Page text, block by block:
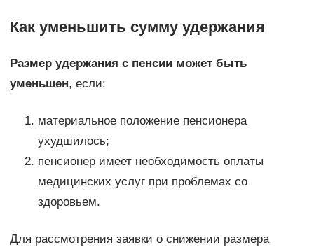
Как уменьшить сумму удержания
Размер удержания с пенсии может быть
уменьшен, если:
материальное положение пенсионера
ухудшилось;
пенсионер имеет необходимость оплаты
медицинских услуг при проблемах со
здоровьем.
Для рассмотрения заявки о снижении размера